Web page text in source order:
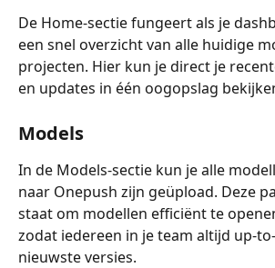
De Home-sectie fungeert als je
een snel overzicht van alle huidige
projecten. Hier kun je direct je
en updates in één oogopslag
Models
In de Models-sectie kun je alle
naar Onepush zijn geüpload. Deze
staat om modellen efficiënt te
zodat iedereen in je team altijd up-
nieuwste versies.